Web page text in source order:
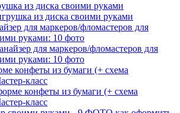
из диска своими руками
для маркеров/фломастеров для
руками: 10 фото
конфеты из бумаги (+ схема
класс